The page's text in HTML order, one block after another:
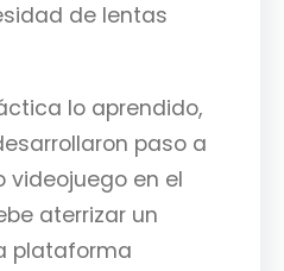
de lentas
lo aprendido,
paso a
videojuego en el
aterrizar un
plataforma